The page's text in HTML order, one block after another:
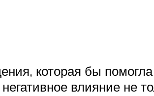
которая бы
влияние не